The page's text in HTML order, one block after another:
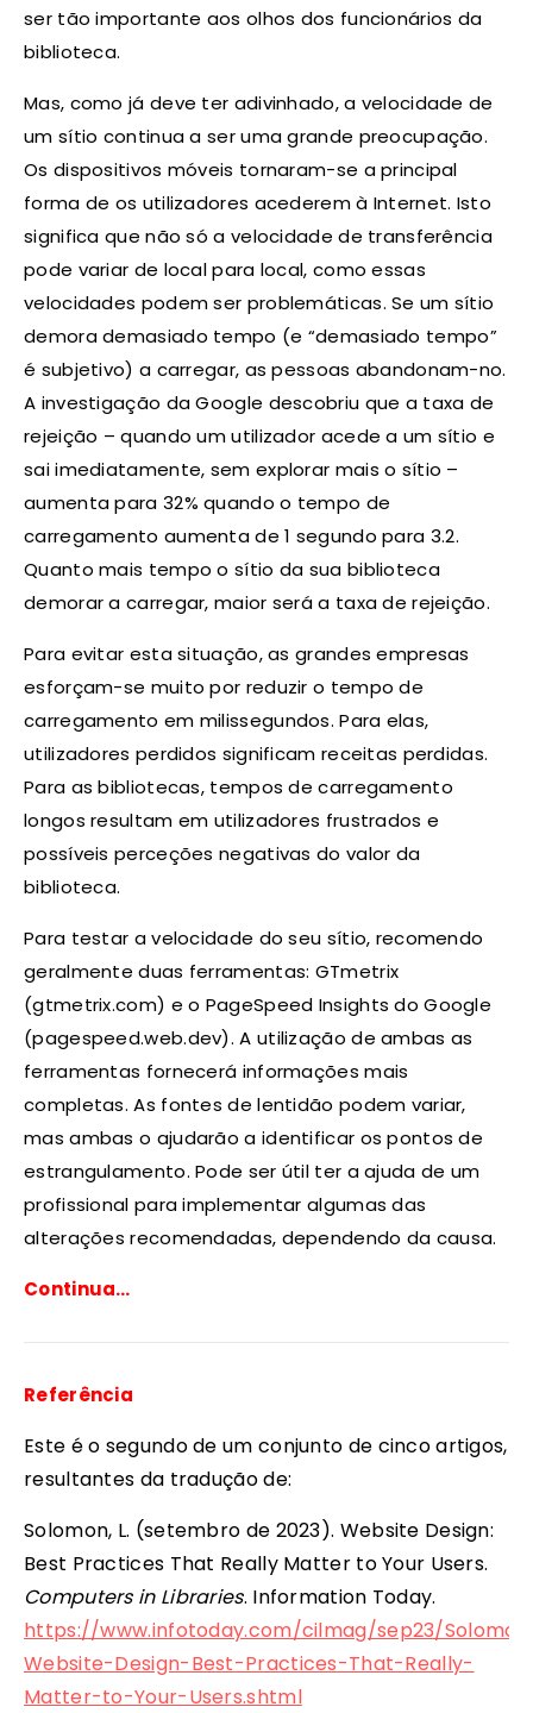
ser tão importante aos olhos dos funcionários da
biblioteca.
Mas, como já deve ter adivinhado, a velocidade de
um sítio continua a ser uma grande preocupação.
Os dispositivos móveis tornaram-se a principal
forma de os utilizadores acederem à Internet. Isto
significa que não só a velocidade de transferência
pode variar de local para local, como essas
velocidades podem ser problemáticas. Se um sítio
demora demasiado tempo (e “demasiado tempo”
é subjetivo) a carregar, as pessoas abandonam-no.
A investigação da Google descobriu que a taxa de
rejeição – quando um utilizador acede a um sítio e
sai imediatamente, sem explorar mais o sítio –
aumenta para 32% quando o tempo de
carregamento aumenta de 1 segundo para 3.2.
Quanto mais tempo o sítio da sua biblioteca
demorar a carregar, maior será a taxa de rejeição.
Para evitar esta situação, as grandes empresas
esforçam-se muito por reduzir o tempo de
carregamento em milissegundos. Para elas,
utilizadores perdidos significam receitas perdidas.
Para as bibliotecas, tempos de carregamento
longos resultam em utilizadores frustrados e
possíveis perceções negativas do valor da
biblioteca.
Para testar a velocidade do seu sítio, recomendo
geralmente duas ferramentas: GTmetrix
(gtmetrix.com) e o PageSpeed Insights do Google
(pagespeed.web.dev). A utilização de ambas as
ferramentas fornecerá informações mais
completas. As fontes de lentidão podem variar,
mas ambas o ajudarão a identificar os pontos de
estrangulamento. Pode ser útil ter a ajuda de um
profissional para implementar algumas das
alterações recomendadas, dependendo da causa.
Continua…
Referência
Este é o segundo de um conjunto de cinco artigos,
resultantes da tradução de:
Solomon, L. (setembro de 2023). Website Design:
Best Practices That Really Matter to Your Users.
Computers in Libraries. Information Today.
https://www.infotoday.com/cilmag/sep23/
Website-Design-Best-Practices-That-Really-
Matter-to-Your-Users.shtml